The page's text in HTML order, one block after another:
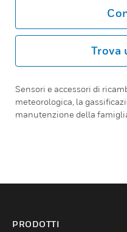
Trova
Sensori e accessori di
meteorologica, la
manutenzione della
PRODOTTI